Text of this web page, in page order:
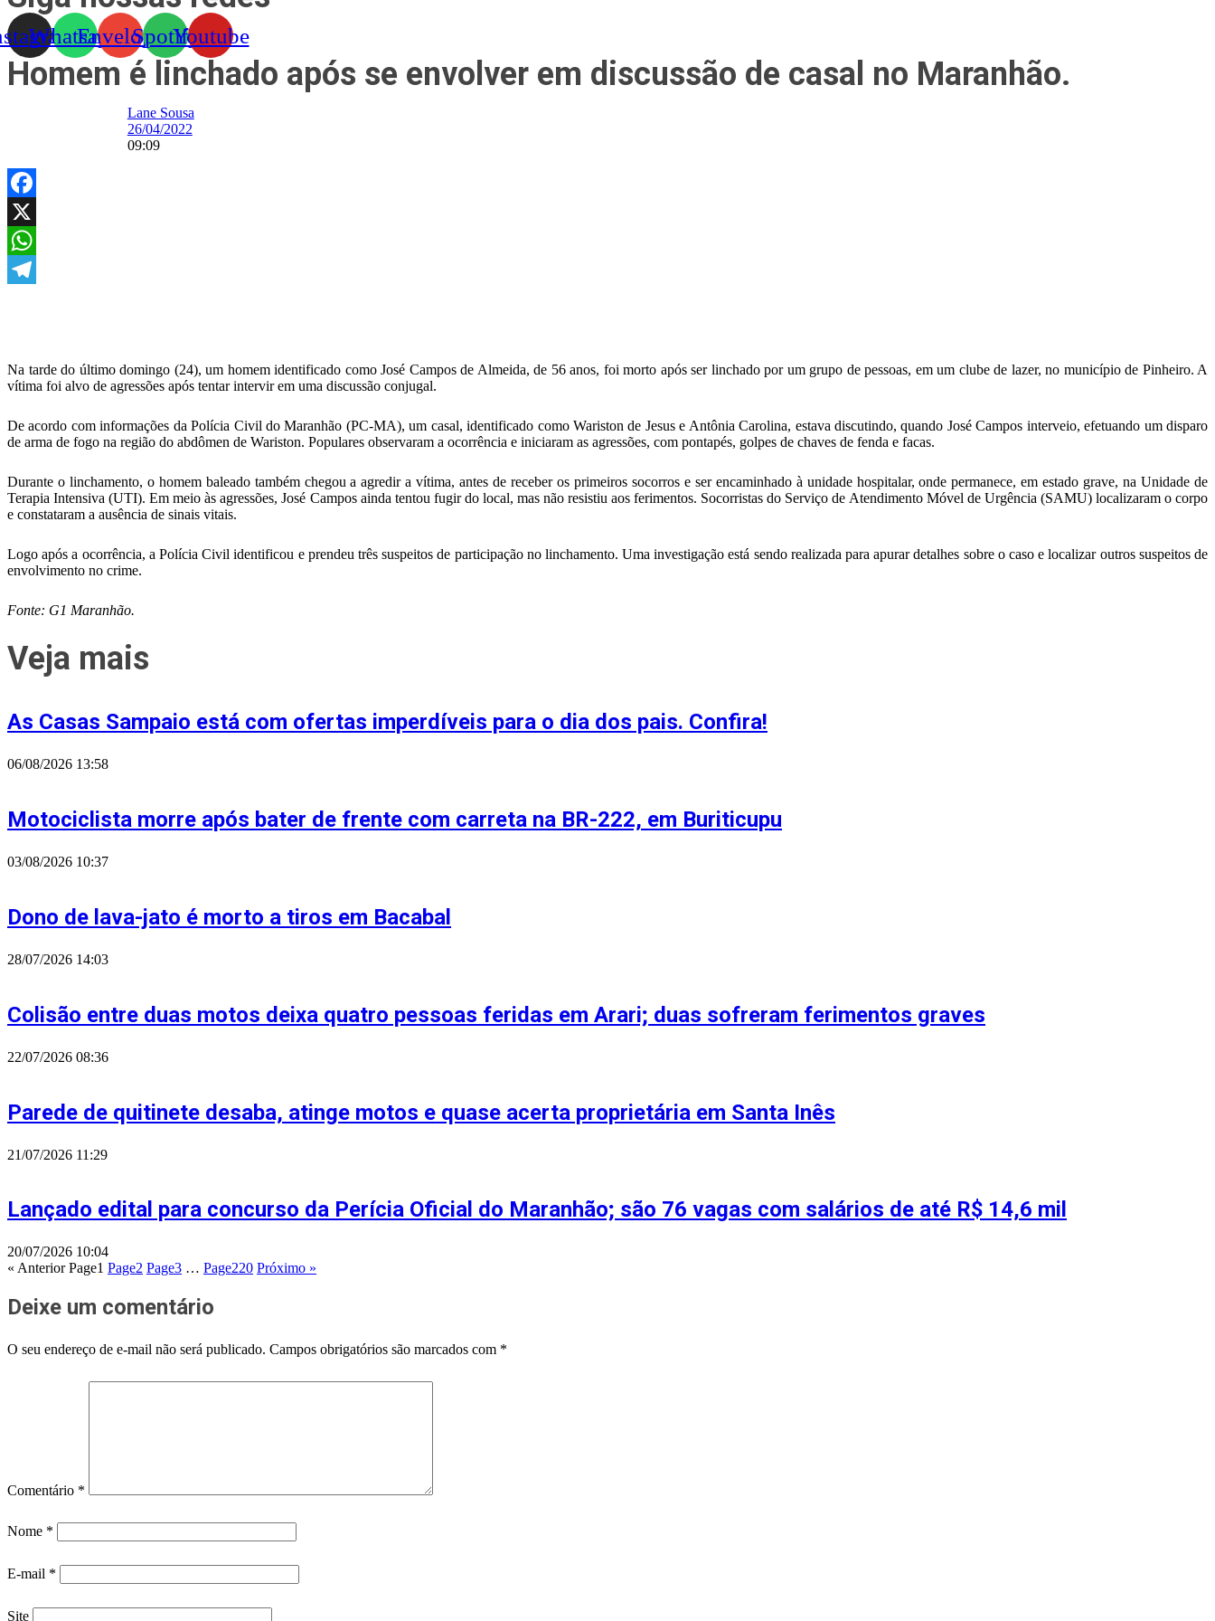
WhatsappEnvelopeSpotifyYoutube
Homem é linchado após se envolver em discussão de casal no Maranhão.
Lane Sousa
26/04/2022
09:09
Facebook
X
WhatsApp
Na tarde do último domingo (24), um homem identificado como José Campos de Almeida, de 56 anos, foi morto após ser linchado por um grupo de pessoas, em um clube de lazer, no município de Pinheiro. A
vítima foi alvo de agressões após tentar intervir em uma discussão conjugal.
De acordo com informações da Polícia Civil do Maranhão (PC-MA), um casal, identificado como Wariston de Jesus e Antônia Carolina, estava discutindo, quando José Campos interveio, efetuando um disparo
de arma de fogo na região do abdômen de Wariston. Populares observaram a ocorrência e iniciaram as agressões, com pontapés, golpes de chaves de fenda e facas.
Durante o linchamento, o homem baleado também chegou a agredir a vítima, antes de receber os primeiros socorros e ser encaminhado à unidade hospitalar, onde permanece, em estado grave, na Unidade de
Terapia Intensiva (UTI). Em meio às agressões, José Campos ainda tentou fugir do local, mas não resistiu aos ferimentos. Socorristas do Serviço de Atendimento Móvel de Urgência (SAMU) localizaram o corpo
e constataram a ausência de sinais vitais.
Logo após a ocorrência, a Polícia Civil identificou e prendeu três suspeitos de participação no linchamento. Uma investigação está sendo realizada para apurar detalhes sobre o caso e localizar outros suspeitos de
envolvimento no crime.
Fonte: G1 Maranhão.
Veja mais
As Casas Sampaio está com ofertas imperdíveis para o dia dos pais. Confira!
06/08/2026 13:58
Motociclista morre após bater de frente com carreta na BR-222, em Buriticupu
03/08/2026 10:37
Dono de lava-jato é morto a tiros em Bacabal
28/07/2026 14:03
Colisão entre duas motos deixa quatro pessoas feridas em Arari; duas sofreram ferimentos graves
22/07/2026 08:36
Parede de quitinete desaba, atinge motos e quase acerta proprietária em Santa Inês
21/07/2026 11:29
Lançado edital para concurso da Perícia Oficial do Maranhão; são 76 vagas com salários de até R$ 14,6 mil
20/07/2026 10:04
« Anterior Page1 Page2 Page3 … Page220 Próximo »
Deixe um comentário
O seu endereço de e-mail não será publicado. Campos obrigatórios são marcados com *
Comentário *
Nome *
E-mail *
Site